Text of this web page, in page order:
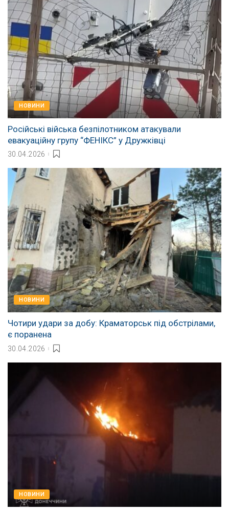
НОВИНИ
Російські війська безпілотником атакували
евакуаційну групу “ФЕНІКС” у Дружківці
30.04.2026
НОВИНИ
Чотири удари за добу: Краматорськ під обстрілами,
є поранена
30.04.2026
НОВИНИ